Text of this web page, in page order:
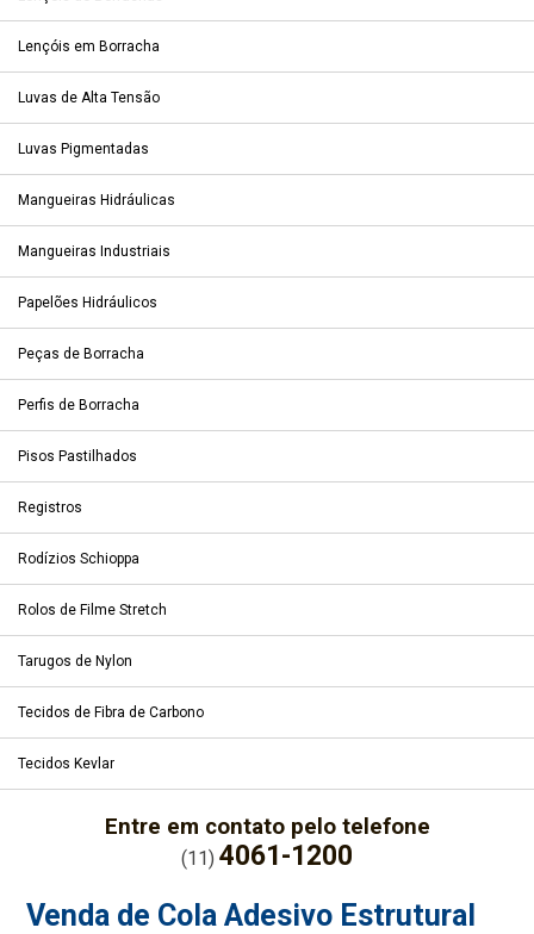
Lençóis em Borracha
Luvas de Alta Tensão
Luvas Pigmentadas
Mangueiras Hidráulicas
Mangueiras Industriais
Papelões Hidráulicos
Peças de Borracha
Perfis de Borracha
Pisos Pastilhados
Registros
Rodízios Schioppa
Rolos de Filme Stretch
Tarugos de Nylon
Tecidos de Fibra de Carbono
Tecidos Kevlar
Entre em contato pelo telefone
(11) 4061-1200
Venda de Cola Adesivo Estrutural